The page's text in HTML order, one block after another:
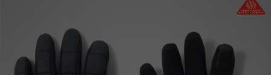
TO
SEARCH